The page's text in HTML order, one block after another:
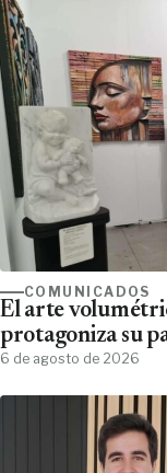
COMUNICADOS
El arte
protagoniza su
6 de agosto de 2026